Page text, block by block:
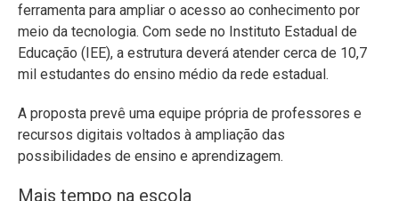
ferramenta para ampliar o acesso ao conhecimento por
meio da tecnologia. Com sede no Instituto Estadual de
Educação (IEE), a estrutura deverá atender cerca de 10,7
mil estudantes do ensino médio da rede estadual.
A proposta prevê uma equipe própria de professores e
recursos digitais voltados à ampliação das
possibilidades de ensino e aprendizagem.
Mais tempo na escola